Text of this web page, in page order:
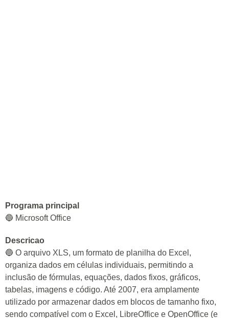
Programa principal
🔵 Microsoft Office
Descricao
🔵 O arquivo XLS, um formato de planilha do Excel,
organiza dados em células individuais, permitindo a
inclusão de fórmulas, equações, dados fixos, gráficos,
tabelas, imagens e código. Até 2007, era amplamente
utilizado por armazenar dados em blocos de tamanho fixo,
sendo compatível com o Excel, LibreOffice e OpenOffice (e